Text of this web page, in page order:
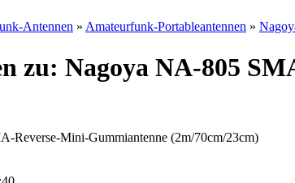
Antennen » Amateurfunk-Portableantennen »
zu: Nagoya NA-805